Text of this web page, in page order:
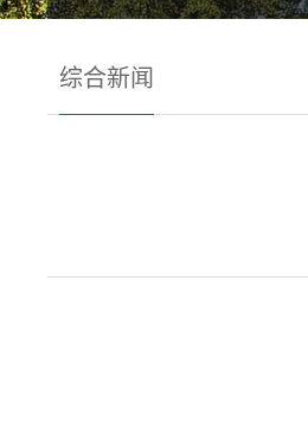
综合新闻